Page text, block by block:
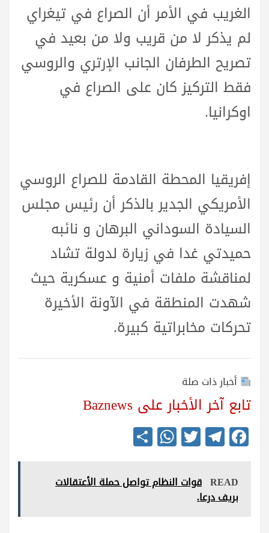
الغريب في الأمر أن الصراع في تيغراي
لم يذكر لا من قريب ولا من بعيد في
تصريح الطرفان الجانب الإرتري والروسي
فقط التركيز كان على الصراع في
اوكرانيا.
إفريقيا المحطة القادمة للصراع الروسي
الأمريكي الجدير بالذكر أن رئيس مجلس
السيادة السوداني البرهان و نائبه
حميدتي غدا في زيارة لدولة تشاد
لمناقشة ملفات أمنية و عسكرية حيث
شهدت المنطقة في الآونة الأخيرة
تحركات مخابراتية كبيرة.
أخبار ذات صلة
تابع آخر الأخبار على Baznews
Fa
ce
bo
ok
Te
le
gr
a
m
T
wi
tte
r
W
ha
ts
A
re READ قوات النظام تواصل حملة الأعتقالات
بريف درعا.